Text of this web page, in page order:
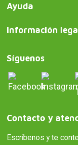
Ayuda
Información
Síguenos
Contacto y
Escríbenos y te